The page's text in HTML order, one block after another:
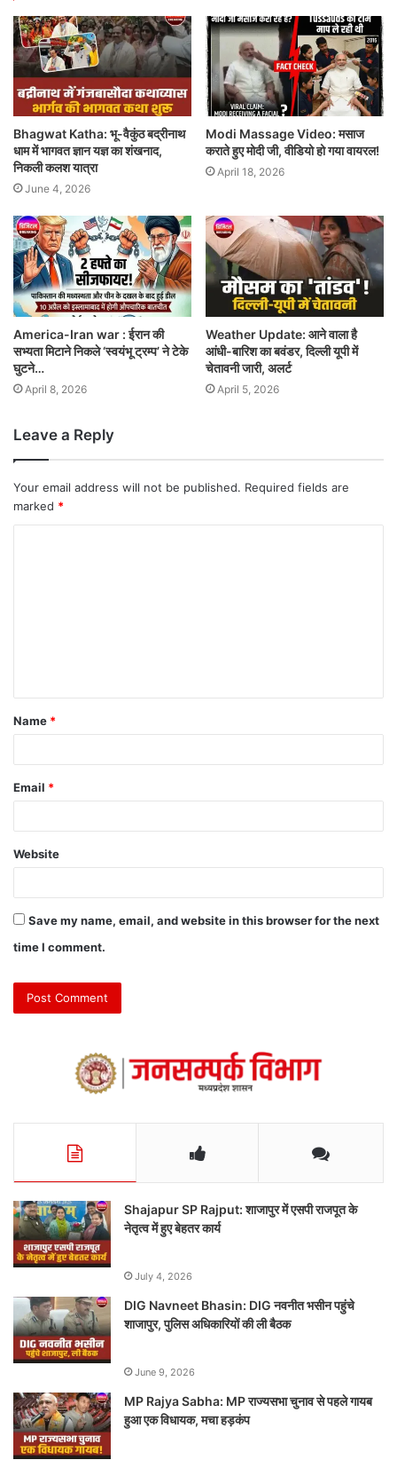
Bhagwat Katha: भू-वैकुंठ बद्रीनाथ
धाम में भागवत ज्ञान यज्ञ का शंखनाद,
निकली कलश यात्रा
June 4, 2026
Modi Massage Video: मसाज
कराते हुए मोदी जी, वीडियो हो गया वायरल!
April 18, 2026
America-Iran war : ईरान की
सभ्यता मिटाने निकले ‘स्वयंभू ट्रम्प’ ने टेके
घुटने…
April 8, 2026
Weather Update: आने वाला है
आंधी-बारिश का बवंडर, दिल्ली यूपी में
चेतावनी जारी, अलर्ट
April 5, 2026
Leave a Reply
Your email address will not be published. Required fields are
marked *
Name *
Email *
Website
Save my name, email, and website in this browser for the next
time I comment.
Shajapur SP Rajput: शाजापुर में एसपी राजपूत के
नेतृत्व में हुए बेहतर कार्य
July 4, 2026
DIG Navneet Bhasin: DIG नवनीत भसीन पहुंचे
शाजापुर, पुलिस अधिकारियों की ली बैठक
June 9, 2026
MP Rajya Sabha: MP राज्यसभा चुनाव से पहले गायब
हुआ एक विधायक, मचा हड़कंप